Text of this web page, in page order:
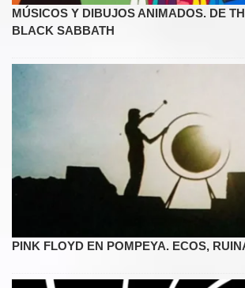
MÚSICOS Y DIBUJOS ANIMADOS. DE
BLACK SABBATH
PINK FLOYD EN POMPEYA. ECOS,